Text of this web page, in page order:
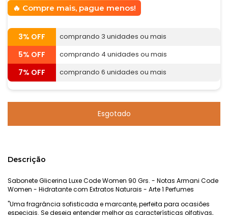
Compre mais, pague menos!
3% OFF comprando 3 unidades ou mais
5% OFF comprando 4 unidades ou mais
7% OFF comprando 6 unidades ou mais
Descrição
Sabonete Glicerina Luxe Code Women 90 Grs. - Notas Armani Code
Women - Hidratante com Extratos Naturais - Arte 1 Perfumes
"Uma fragrância sofisticada e marcante, perfeita para ocasiões
especiais. Se deseja entender melhor as características olfativas,